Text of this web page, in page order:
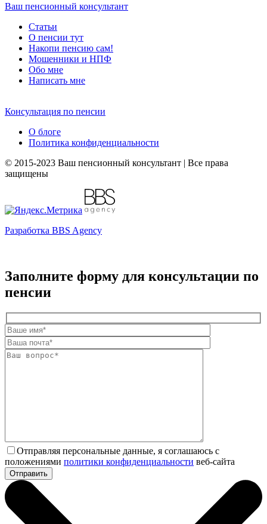
Ваш пенсионный консультант
Статьи
О пенсии тут
Накопи пенсию сам!
Мошенники и НПФ
Обо мне
Написать мне
Консультация по пенсии
О блоге
Политика конфиденциальности
© 2015-2023 Ваш пенсионный консультант | Все права
защищены
Разработка BBS Agency
Заполните форму для консультации по
пенсии
Отправляя персональные данные, я соглашаюсь с
положениями политики конфиденциальности веб-сайта